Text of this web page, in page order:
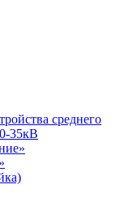
среднего
35кВ